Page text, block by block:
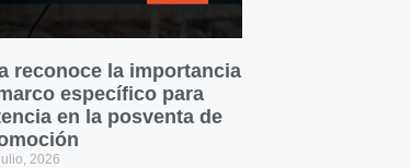
reconoce la importancia
específico para
en la posventa de
2026